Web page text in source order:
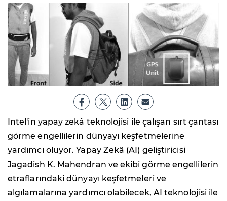
Intel'in yapay zekâ teknolojisi ile çalışan sırt çantası
görme engellilerin dünyayı keşfetmelerine
yardımcı oluyor. Yapay Zekâ (AI) geliştiricisi
Jagadish K. Mahendran ve ekibi görme engellilerin
etraflarındaki dünyayı keşfetmeleri ve
algılamalarına yardımcı olabilecek, AI teknolojisi ile